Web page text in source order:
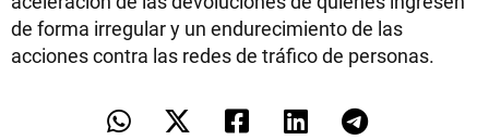
de forma irregular y un endurecimiento de las
acciones contra las redes de tráfico de personas.